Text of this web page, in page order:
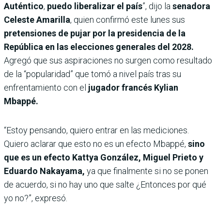
Auténtico, puedo liberalizar el país”, dijo la senadora
Celeste Amarilla, quien confirmó este lunes sus
pretensiones de pujar por la presidencia de la
República en las elecciones generales del 2028.
Agregó que sus aspiraciones no surgen como resultado
de la “popularidad” que tomó a nivel país tras su
enfrentamiento con el jugador francés Kylian
Mbappé.
“Estoy pensando, quiero entrar en las mediciones.
Quiero aclarar que esto no es un efecto Mbappé, sino
que es un efecto Kattya González, Miguel Prieto y
Eduardo Nakayama, ya que finalmente si no se ponen
de acuerdo, si no hay uno que salte ¿Entonces por qué
yo no?”, expresó.